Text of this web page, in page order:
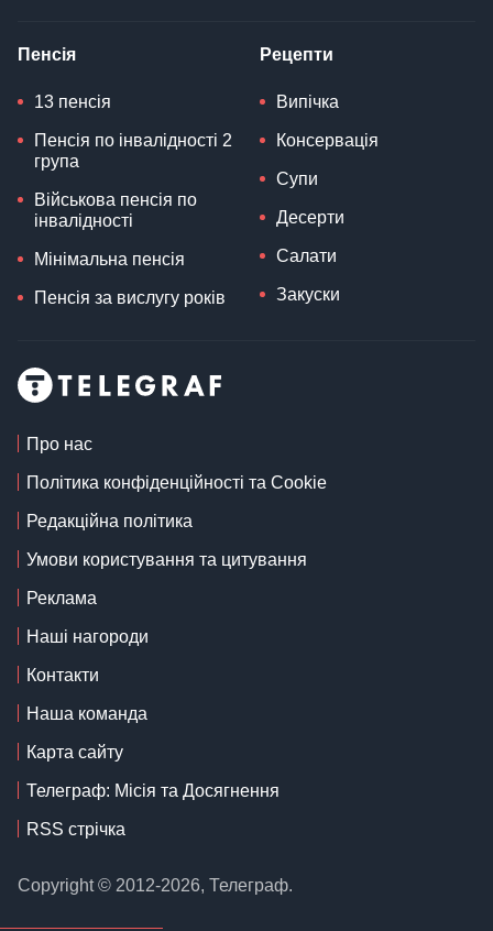
Пенсія
13 пенсія
Пенсія по інвалідності 2
група
Військова пенсія по
інвалідності
Мінімальна пенсія
Пенсія за вислугу років
Рецепти
Випічка
Консервація
Супи
Десерти
Салати
Закуски
Про нас
Політика конфіденційності та Cookie
Редакційна політика
Умови користування та цитування
Реклама
Наші нагороди
Контакти
Наша команда
Карта сайту
Телеграф: Місія та Досягнення
RSS стрічка
Copyright © 2012-2026, Телеграф.